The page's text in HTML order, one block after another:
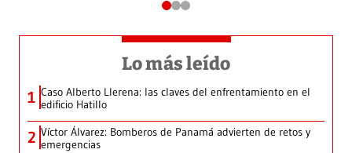
Lo más leído
1 Caso Alberto Llerena: las claves del enfrentamiento en el
edificio Hatillo
2 Víctor Álvarez: Bomberos de Panamá advierten de retos y
emergencias